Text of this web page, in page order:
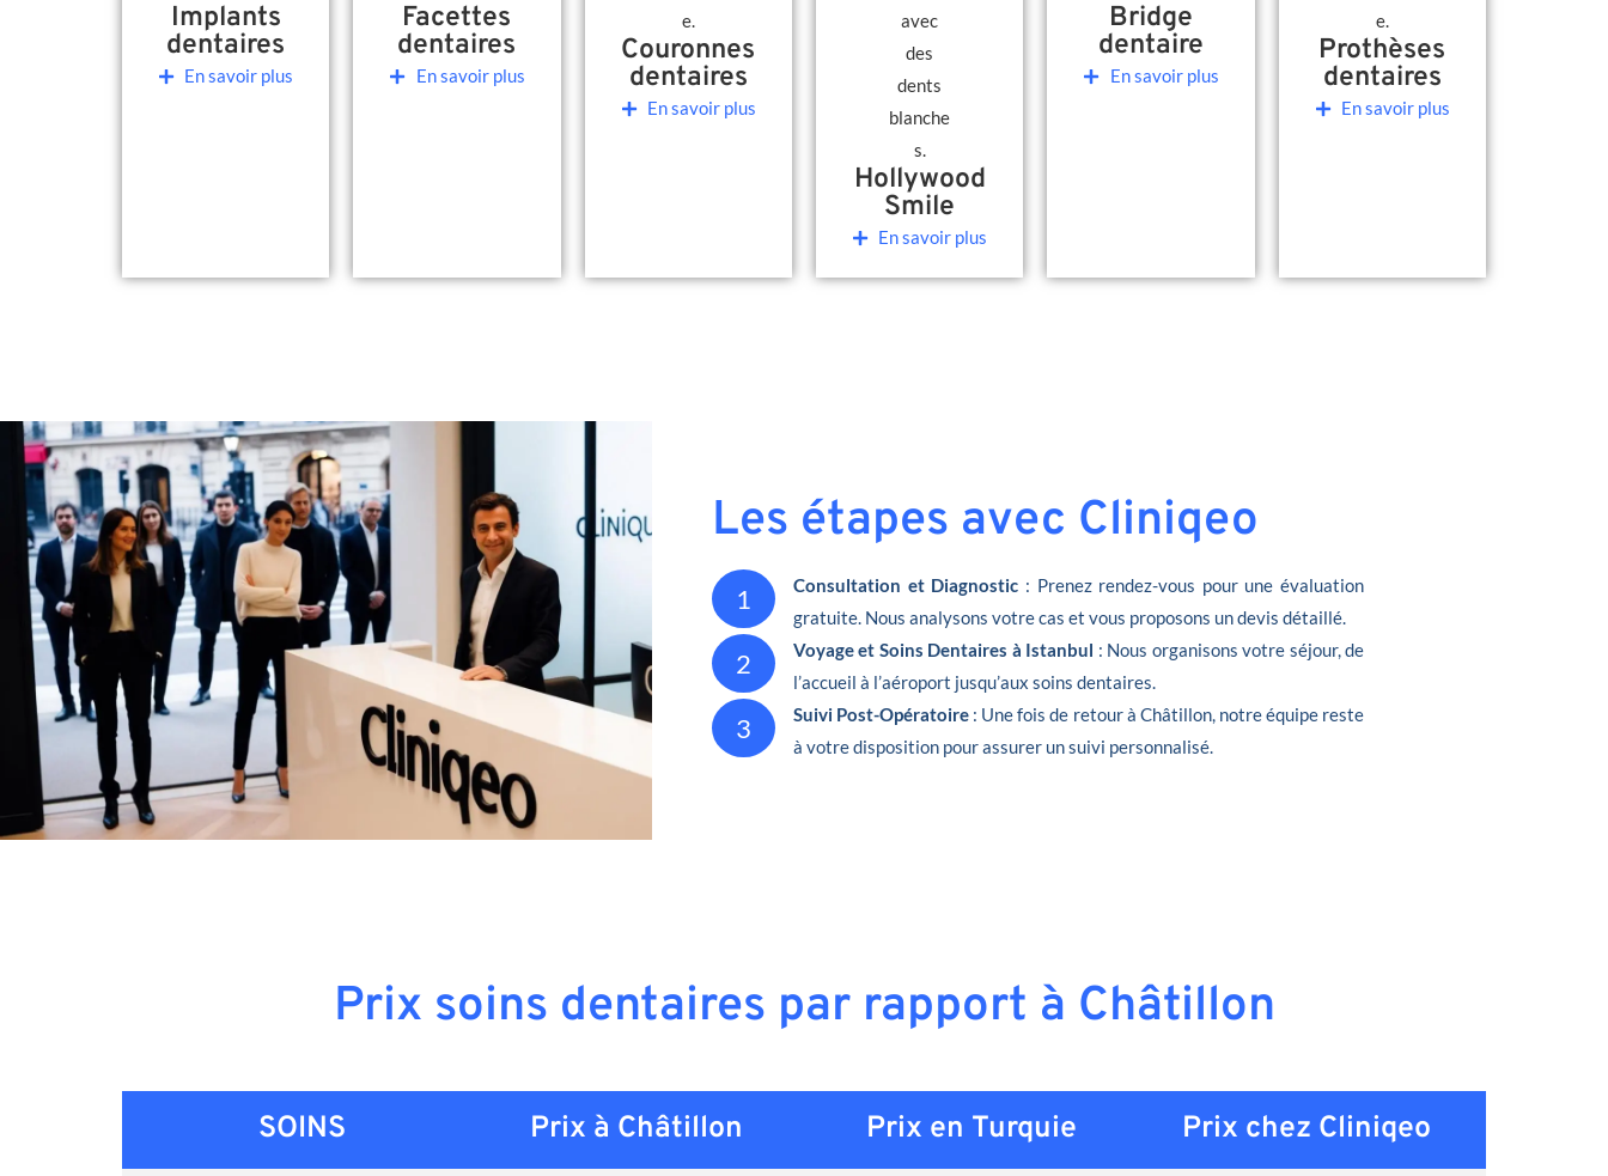
Implants
dentaires
En savoir plus
Facettes
dentaires
En savoir plus
Couronnes
dentaires
En savoir plus
Hollywood
Smile
En savoir plus
Bridge
dentaire
En savoir plus
Prothèses
dentaires
En savoir plus
Les étapes avec Cliniqeo
1 Consultation et Diagnostic : Prenez rendez-vous pour une évaluation
gratuite. Nous analysons votre cas et vous proposons un devis détaillé.
2 Voyage et Soins Dentaires à Istanbul : Nous organisons votre séjour, de
l’accueil à l’aéroport jusqu’aux soins dentaires.
3 Suivi Post-Opératoire : Une fois de retour à Châtillon, notre équipe reste
à votre disposition pour assurer un suivi personnalisé.
Prix soins dentaires par rapport à Châtillon
SOINS Prix à Châtillon Prix en Turquie Prix chez Cliniqeo